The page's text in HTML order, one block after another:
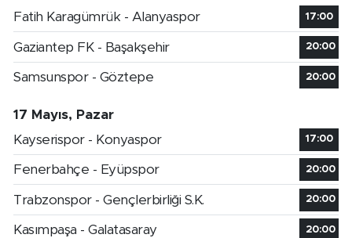
Fatih Karagümrük - Alanyaspor
17:00
Gaziantep FK - Başakşehir 20:00
Samsunspor - Göztepe 20:00
17 Mayıs, Pazar
Kayserispor - Konyaspor
17:00
Fenerbahçe - Eyüpspor 20:00
Trabzonspor - Gençlerbirliği S.K. 20:00
Kasımpaşa - Galatasaray 20:00